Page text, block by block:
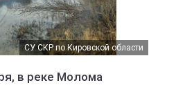
СУ СКР по Кировской области
в реке Молома